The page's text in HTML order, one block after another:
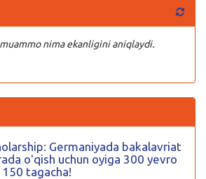
nima ekanligini aniqlaydi.
Germaniyada bakalavriat
oʻqish uchun oyiga 300 yevro
tagacha!